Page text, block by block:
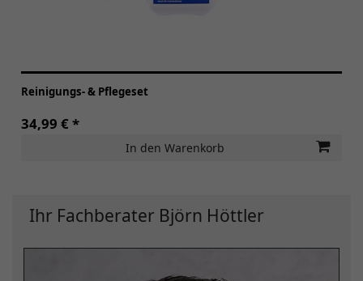
Reinigungs- & Pflegeset
34,99 € *
In den Warenkorb
Ihr Fachberater Björn Höttler